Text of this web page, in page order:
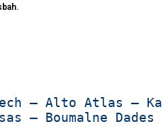
– Alto Atlas –
– Boumalne Dades